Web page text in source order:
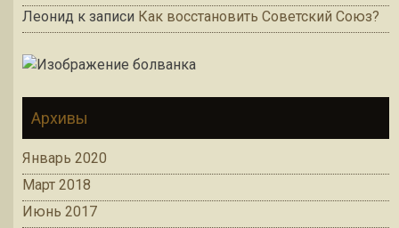
Леонид к записи Как восстановить Советский Союз?
Архивы
Январь 2020
Март 2018
Июнь 2017